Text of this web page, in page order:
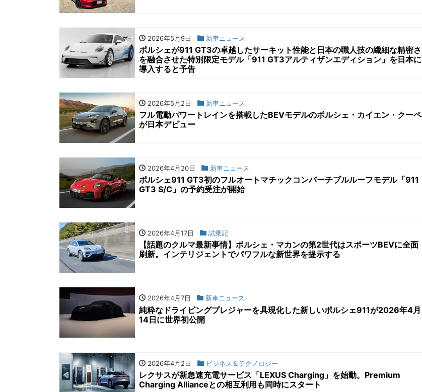
2026年5月9日 新車ニュース
ポルシェが911 GT3の卓越したサーキット性能と日本の職人技の繊細な精密さ
を融合させた特別限定モデル「911 GT3アルティザンエディション」を日本に
導入すると予告
2026年5月2日 新車ニュース
フル電動パワートレインを搭載したBEVモデルのポルシェ・カイエン・クーペ
が日本デビュー
2026年4月20日 新車ニュース
ポルシェ911 GT3初のフルオートマチックコンバーチブルルーフモデル「911
GT3 S/C」の予約受注が開始
2026年4月17日 試乗記
【話題のクルマ最新事情】ポルシェ・マカンの第2世代はスポーツBEVに全面
刷新。インテリジェントでパワフルな新世界を提示する
2026年4月7日 新車ニュース
純粋なドライビングプレジャーを具現化した新しいポルシェ911が2026年4月
14日に世界初公開
2026年4月2日 ビジネス＆テクノロジー
レクサスが新急速充電サービス「LEXUS Charging」を始動。Premium
Charging Allianceとの相互利用も同時にスタート